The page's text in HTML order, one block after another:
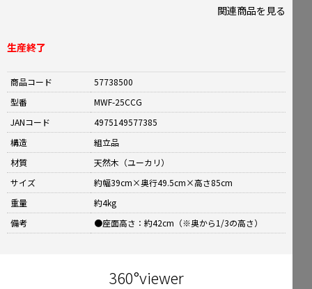
関連商品を見る
生産終了
商品コード
57738500
型番
MWF-25CCG
JANコード
4975149577385
構造
組立品
材質
天然木（ユーカリ）
サイズ
約幅39cm×奥行49.5cm×高さ85cm
重量
約4kg
備考
●座面高さ：約42cm（※奥から1/3の高さ）
360°viewer